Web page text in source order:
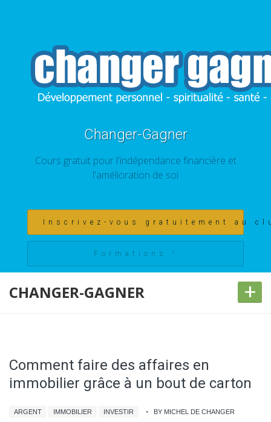
Changer-Gagner
Cours gratuit pour l'indépendance financière et
l'amélioration de soi
Inscrivez-vous gratuitement au
Formations !
CHANGER-GAGNER +
Comment faire des affaires en
immobilier grâce à un bout de carton
ARGENT IMMOBILIER INVESTIR BY MICHEL DE CHANGER